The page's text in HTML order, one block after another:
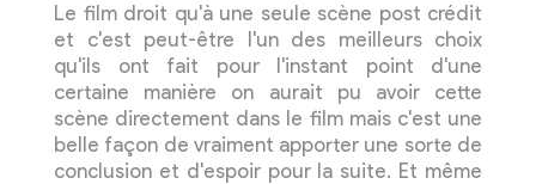
Le film droit qu'à une seule scène post crédit
et c'est peut-être l'un des meilleurs choix
qu'ils ont fait pour l'instant point d'une
certaine manière on aurait pu avoir cette
scène directement dans le film mais c'est une
belle façon de vraiment apporter une sorte de
conclusion et d'espoir pour la suite. Et même